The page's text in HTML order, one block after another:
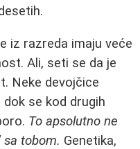
iz razreda imaju veće
Ali, seti se da je
Neke devojčice
se kod drugih
To apsolutno ne
sa tobom. Genetika,